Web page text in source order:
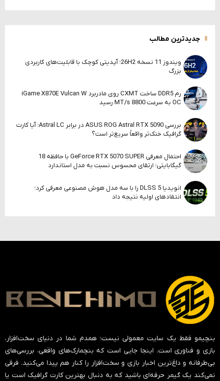
جدیدترین مطالب
ویندوز 11 نسخه 26H2؛ آپدیتی کوچک با قابلیت‌های کاربردی
بزرگ
رم DDR5 ساخت CXMT روی مادربرد iGame X870E Vulcan W
OC به سرعت 8800 MT/s رسید
بررسی ASUS ROG Astral RTX 5090 در برابر Astral LC؛ آیا کارت
گرافیک خنک‌تر واقعاً سریع‌تر است؟
احتمال معرفی GeForce RTX 5070 SUPER با حافظه 18
گیگابایتی؛ ارتقای محسوس نسبت به مدل استاندارد
انویدیا DLSS 5 را با سه مدل هوش مصنوعی معرفی کرد؛
انتقادهای اولیه نتیجه داد
بنچیمو فقط یک سایت معمولی نیست؛ همدم شما در دنیای سخت‌افزار،
بازی و فناوری است. اینجا جایی است که بنچمارک‌های واقعی، بررسی‌های
بی‌طرفانه و داغ‌ترین اخبار بازی و سخت‌افزار را کنار هم پیدا می‌کنید. فرقی
نمی‌کند یک گیمر حرفه‌ای باشید که به دنبال بهترین کارت گرافیک است یا